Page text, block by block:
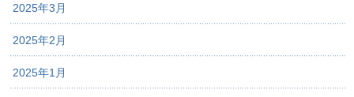
2025年3月
2025年2月
2025年1月